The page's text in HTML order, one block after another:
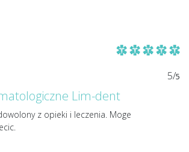
5/5
Lim-dent
z opieki i leczenia. Moge